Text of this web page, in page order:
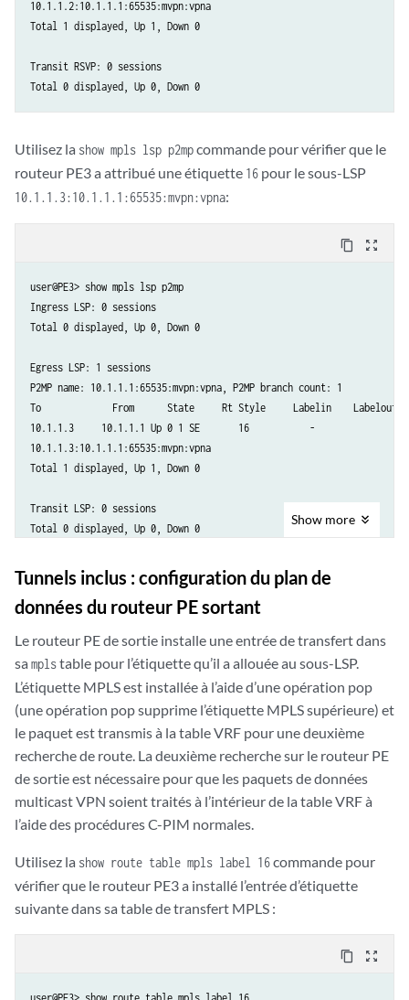
10.1.1.2:10.1.1.1:65535:mvpn:vpna
Total 1 displayed, Up 1, Down 0
Transit RSVP: 0 sessions
Total 0 displayed, Up 0, Down 0
Utilisez la show mpls lsp p2mpcommande pour vérifier que le
routeur PE3 a attribué une étiquette 16 pour le sous-LSP
10.1.1.3:10.1.1.1:65535:mvpn:vpna:
content_copy zoom_out_map
user@PE3> show mpls lsp p2mp
Ingress LSP: 0 sessions
Total 0 displayed, Up 0, Down 0
Egress LSP: 1 sessions
P2MP name: 10.1.1.1:65535:mvpn:vpna, P2MP branch count: 1
To             From      State     Rt Style     Labelin    Labelout
10.1.1.3     10.1.1.1 Up 0 1 SE       16           -
10.1.1.3:10.1.1.1:65535:mvpn:vpna
Total 1 displayed, Up 1, Down 0
Transit LSP: 0 sessions
Total 0 displayed, Up 0, Down 0
Show more
Tunnels inclus : configuration du plan de
données du routeur PE sortant
Le routeur PE de sortie installe une entrée de transfert dans
sa mplstable pour l’étiquette qu’il a allouée au sous-LSP.
L’étiquette MPLS est installée à l’aide d’une opération pop
(une opération pop supprime l’étiquette MPLS supérieure) et
le paquet est transmis à la table VRF pour une deuxième
recherche de route. La deuxième recherche sur le routeur PE
de sortie est nécessaire pour que les paquets de données
multicast VPN soient traités à l’intérieur de la table VRF à
l’aide des procédures C-PIM normales.
Utilisez la show route table mpls label 16commande pour
vérifier que le routeur PE3 a installé l’entrée d’étiquette
suivante dans sa table de transfert MPLS :
content_copy zoom_out_map